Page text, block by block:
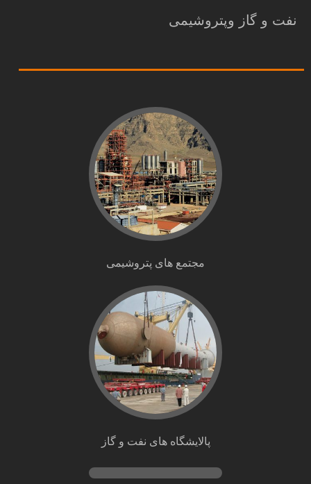
نفت و گاز وپتروشیمی
مجتمع های پتروشیمی
پالایشگاه های نفت و گاز